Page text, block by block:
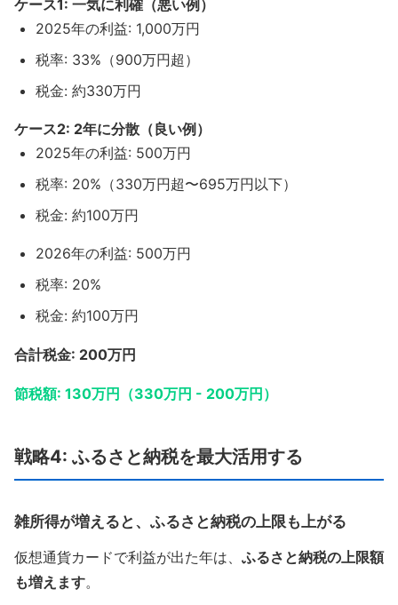
ケース1: 一気に利確（悪い例）
2025年の利益: 1,000万円
税率: 33%（900万円超）
税金: 約330万円
ケース2: 2年に分散（良い例）
2025年の利益: 500万円
税率: 20%（330万円超〜695万円以下）
税金: 約100万円
2026年の利益: 500万円
税率: 20%
税金: 約100万円
合計税金: 200万円
節税額: 130万円（330万円 - 200万円）
戦略4: ふるさと納税を最大活用する
雑所得が増えると、ふるさと納税の上限も上がる
仮想通貨カードで利益が出た年は、 ふるさと納税の上限額
も増えます。